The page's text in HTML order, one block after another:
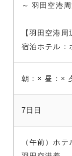
～ 羽田空港
【羽田空港周
宿泊ホテル：
朝：× 昼：×
7日目
（午前）ホ